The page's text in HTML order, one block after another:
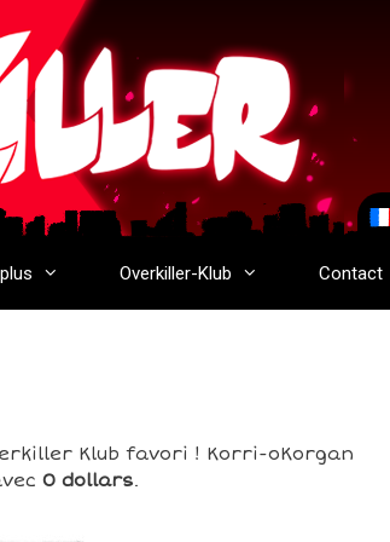
Overkiller-Klub Contact
Klub favori ! Korri-oKorgan
0 dollars.